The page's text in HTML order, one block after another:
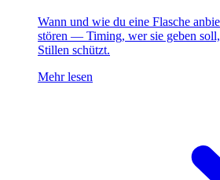
Wann und wie du eine Flasche
stören — Timing, wer sie geben
Stillen schützt.
Mehr lesen